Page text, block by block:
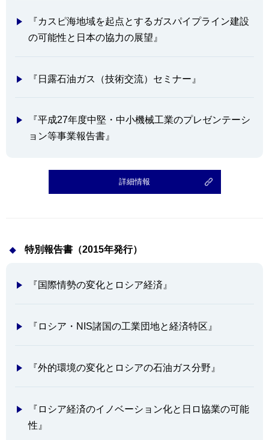
『カスピ海地域を起点とするガスパイプライン建設
の可能性と日本の協力の展望』
『日露石油ガス（技術交流）セミナー』
『平成27年度中堅・中小機械工業のプレゼンテーシ
ョン等事業報告書』
詳細情報
特別報告書（2015年発行）
『国際情勢の変化とロシア経済』
『ロシア・NIS諸国の工業団地と経済特区』
『外的環境の変化とロシアの石油ガス分野』
『ロシア経済のイノベーション化と日ロ協業の可能
性』